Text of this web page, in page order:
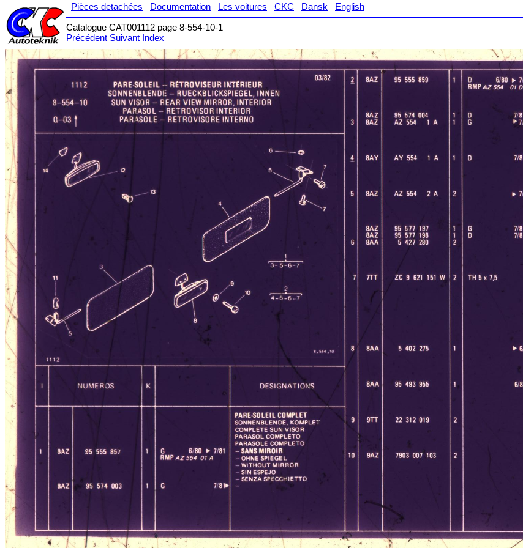
Pièces detachées Documentation Les voitures CKC Dansk
English
Catalogue CAT001112 page 8-554-10-1
Précédent Suivant Index